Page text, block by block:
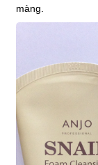
màng.